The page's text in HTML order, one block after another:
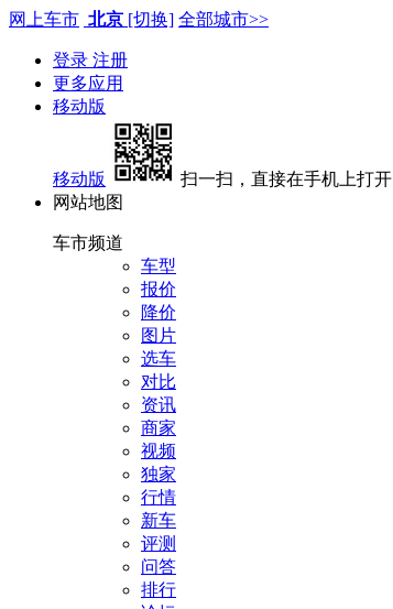
网上车市 北京 [切换] 全部城市>>
登录 注册
更多应用
移动版
移动版
扫一扫，直接在手机上打开
网站地图
车市频道
车型
报价
降价
图片
选车
对比
资讯
商家
视频
独家
行情
新车
评测
问答
排行